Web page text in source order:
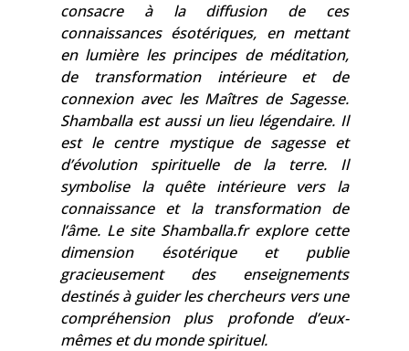
consacre à la diffusion de ces
connaissances ésotériques, en mettant
en lumière les principes de méditation,
de transformation intérieure et de
connexion avec les Maîtres de Sagesse.
Shamballa est aussi un lieu légendaire. Il
est le centre mystique de sagesse et
d’évolution spirituelle de la terre. Il
symbolise la quête intérieure vers la
connaissance et la transformation de
l’âme. Le site Shamballa.fr explore cette
dimension ésotérique et publie
gracieusement des enseignements
destinés à guider les chercheurs vers une
compréhension plus profonde d’eux-
mêmes et du monde spirituel.